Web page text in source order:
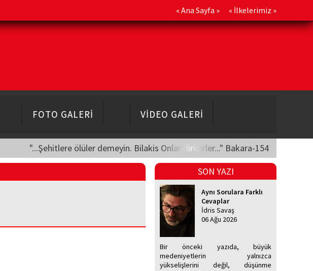
« Ana Sayfa » « İlkelerimiz »
FOTO GALERİ VİDEO GALERİ
"...Şehitlere ölüler demeyin. Bilakis Onlar diridirler..." Bakara-154
SON YAZI
Aynı Sorulara Farklı
Cevaplar
İdris Savaş
06 Ağu 2026
Bir önceki yazıda, büyük
medeniyetlerin yalnızca
yükselişlerini değil, düşünme